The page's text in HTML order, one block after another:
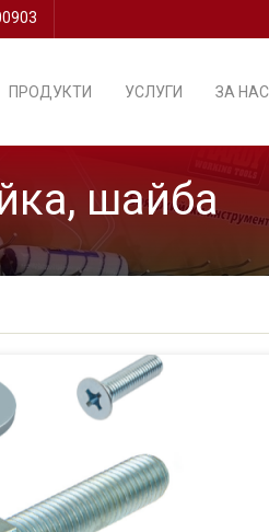
ПРОДУКТИ УСЛУГИ ЗА НАС
шайба